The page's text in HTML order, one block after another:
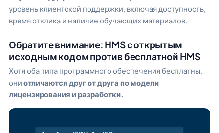
уровень клиентской поддержки, включая доступность,
время отклика и наличие обучающих материалов.
Обратите внимание: HMS с открытым
исходным кодом против бесплатной HMS
Хотя оба типа программного обеспечения бесплатны,
они отличаются друг от друга по модели
лицензирования и разработки.